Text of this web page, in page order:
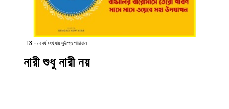
T3 - নববর্ষ সংখ্যায় সুদীপ্ত পারিয়াল
নারী শুধু নারী নয়